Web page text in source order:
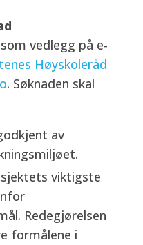
vedlegg på e-
Høyskoleråd
. Søknaden skal
av
viktigste
Redegjørelsen
formålene i